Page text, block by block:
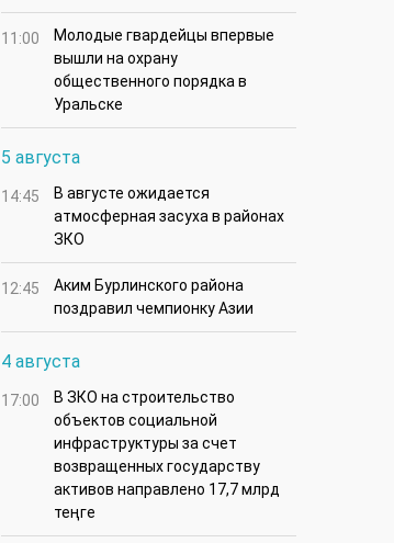
11:00
Молодые гвардейцы впервые
вышли на охрану
общественного порядка в
Уральске
5 августа
14:45
В августе ожидается
атмосферная засуха в районах
ЗКО
12:45
Аким Бурлинского района
поздравил чемпионку Азии
4 августа
17:00
В ЗКО на строительство
объектов социальной
инфраструктуры за счет
возвращенных государству
активов направлено 17,7 млрд
теңге